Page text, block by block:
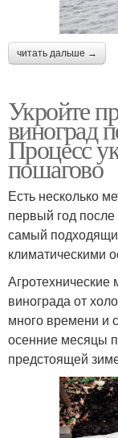
читать дальше →
Укройте
виноград
Процесс
пошагово
Есть несколько
первый год
самый
климатическими
Агротехнические
винограда от
много времени и
осенние месяцы
предстоящей